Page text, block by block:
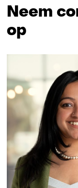
Neem
op